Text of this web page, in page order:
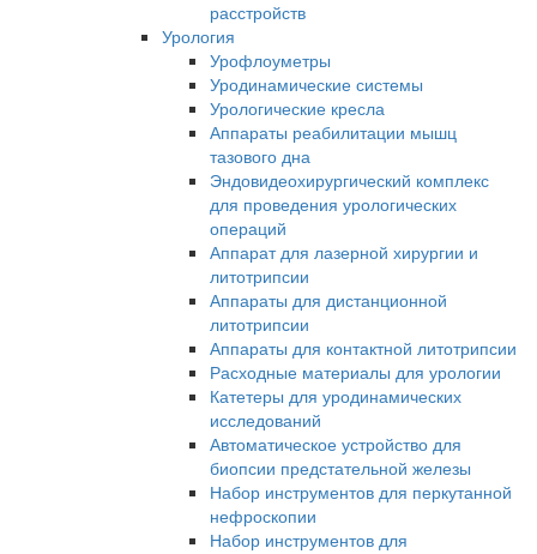
расстройств
Урология
Урофлоуметры
Уродинамические системы
Урологические кресла
Аппараты реабилитации мышц
тазового дна
Эндовидеохирургический комплекс
для проведения урологических
операций
Аппарат для лазерной хирургии и
литотрипсии
Аппараты для дистанционной
литотрипсии
Аппараты для контактной литотрипсии
Расходные материалы для урологии
Катетеры для уродинамических
исследований
Автоматическое устройство для
биопсии предстательной железы
Набор инструментов для перкутанной
нефроскопии
Набор инструментов для